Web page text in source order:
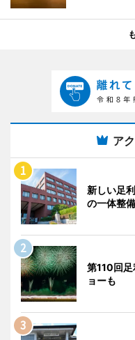
ア
新しい足
の一体整
第110回
ョーも